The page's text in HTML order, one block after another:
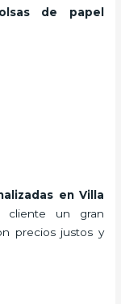
de papel
en Villa
cliente un gran
precios justos y